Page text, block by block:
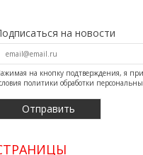
на новости
на кнопку подтверждения, я
политики обработки